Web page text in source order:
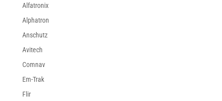
Alfatronix
Alphatron
Anschutz
Avitech
Comnav
Em-Trak
Flir